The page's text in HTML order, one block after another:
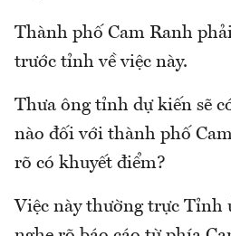
Thành phố Cam Ranh
trước tỉnh về việc này.
Thưa ông tỉnh dự kiến sẽ
nào đối với thành phố
rõ có khuyết điểm?
Việc này thường trực Tỉnh